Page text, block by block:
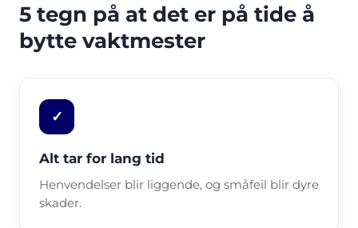
5 tegn på at det er på tide å
bytte vaktmester
✓
Alt tar for lang tid
Henvendelser blir liggende, og småfeil blir dyre
skader.